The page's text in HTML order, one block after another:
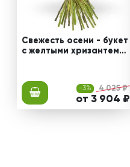
Свежесть осени - букет
с желтыми хризантема
-3% 4 025 ₽
от 3 904 ₽